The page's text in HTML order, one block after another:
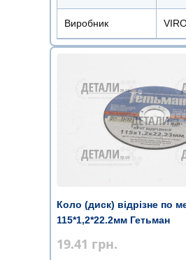
Виробник
Коло (диск) відрізне по
115*1,2*22.2мм Гетьман
19.41 грн.